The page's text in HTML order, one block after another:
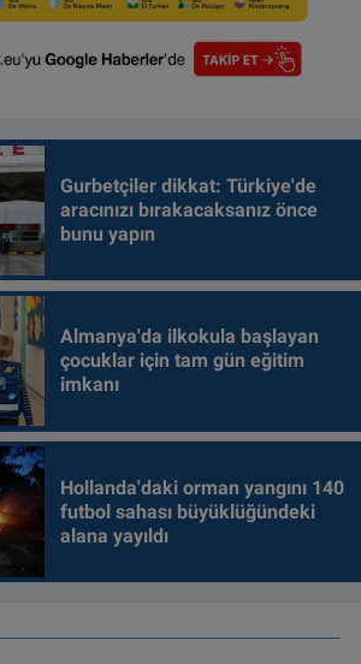
Gurbetçiler dikkat: Türkiye'de
aracınızı bırakacaksanız önce
bunu yapın
Almanya'da ilkokula başlayan
çocuklar için tam gün eğitim
imkanı
Hollanda'daki orman yangını 140
futbol sahası büyüklüğündeki
alana yayıldı